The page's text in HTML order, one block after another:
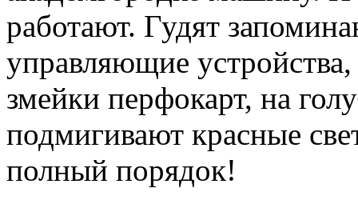
работают. Гудят
управляющие
змейки перфокарт, на
подмигивают красные
полный порядок!